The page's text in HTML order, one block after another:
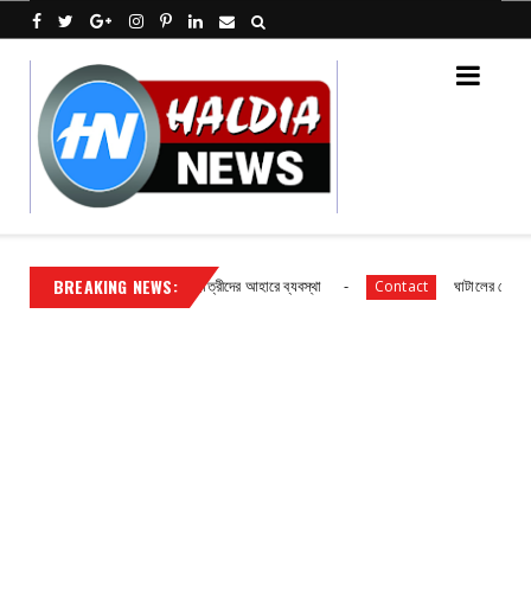
BREAKING NEWS:
প্রাথমিক বিদ্যালয় ছাত্র ছাত্রীদের আহারে ব্যবস্থা Contact ঘাটালের গৌরাতে